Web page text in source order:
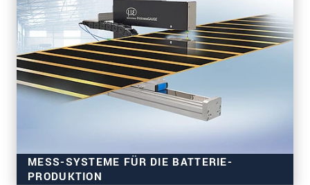
MESS-SYSTEME FÜR DIE BATTERIE-
PRODUKTION